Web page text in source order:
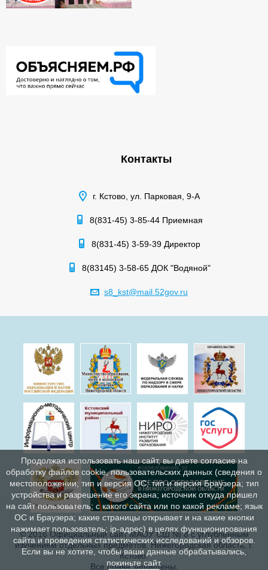
Контакты
г. Кстово, ул. Парковая, 9-А
8(831-45) 3-85-44 Приемная
8(831-45) 3-59-39 Директор
8(83145) 3-58-65 ДОК "Водяной"
s8_kst@mail.52gov.ru
© 2016 Официальный сайт МАОУ СШ № 8 с углублённым
изучением отдельных предметов. Нижегородская область, г.
Кстово.
Все права защищены.
Продолжая использовать наш сайт, вы даете согласие на
обработку файлов cookie, пользовательских данных (сведения о
местоположении; тип и версия ОС; тип и версия Браузера; тип
устройства и разрешение его экрана; источник откуда пришел
на сайт пользователь; с какого сайта или по какой рекламе; язык
ОС и Браузера; какие страницы открывает и на какие кнопки
нажимает пользователь; ip-адрес) в целях функционирования
сайта и проведения статистических исследований и обзоров.
Если вы не хотите, чтобы ваши данные обрабатывались,
покиньте сайт.